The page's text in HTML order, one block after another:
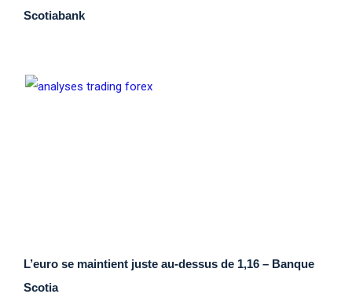
Scotiabank
L’euro se maintient juste au-dessus de 1,16 – Banque
Scotia